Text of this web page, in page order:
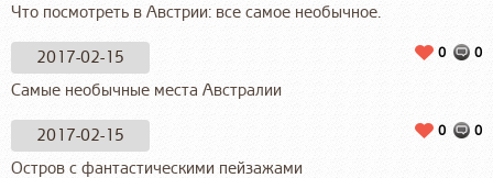
Что посмотреть в Австрии: все самое необычное.
2017-02-15 0
0
Самые необычные места Австралии
2017-02-15 0
0
Остров с фантастическими пейзажами